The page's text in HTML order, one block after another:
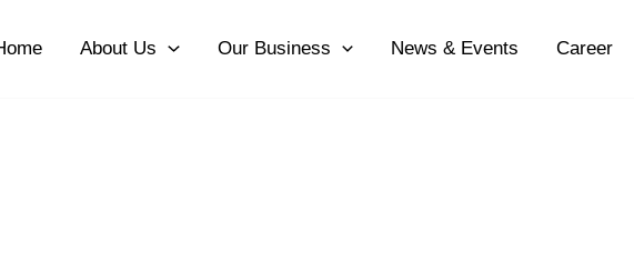
About Us Our Business News & Events Career